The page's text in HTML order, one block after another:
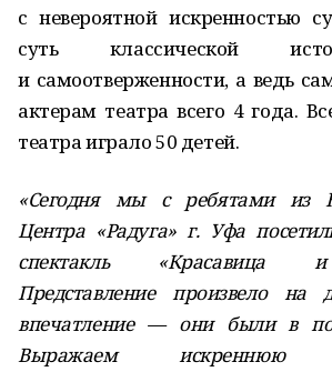
с невероятной искренностью
суть классической
и самоотверженности, а ведь
актерам театра всего 4 года.
театра играло 50 детей.
«Сегодня мы с ребятами из
Центра «Радуга» г. Уфа
спектакль «Красавица
Представление произвело на
впечатление — они были в
Выражаем искреннюю